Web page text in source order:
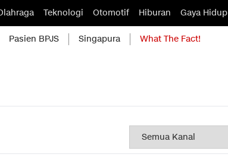
Teknologi Otomotif Hiburan Gaya Hidup
Pasien BPJS Singapura What The Fact!